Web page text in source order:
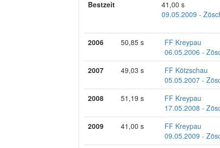
Bestzeit
41,00 s
09.05.2009 -
2006 50,85 s
FF Kreypau
06.05.2006 -
2007
49,03 s
FF Kötzschau
05.05.2007 -
2008
51,19 s
FF Kreypau
17.05.2008 -
2009
41,00 s
FF Kreypau
09.05.2009 -